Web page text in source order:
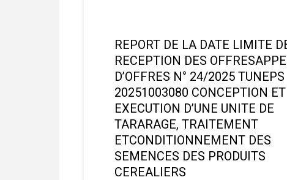
REPORT DE LA DATE LIMITE
RECEPTION DES
D’OFFRES N° 24/2025 TUNEPS
20251003080 CONCEPTION ET
EXECUTION D’UNE UNITE DE
TARARAGE, TRAITEMENT
ETCONDITIONNEMENT DES
SEMENCES DES PRODUITS
CEREALIERS